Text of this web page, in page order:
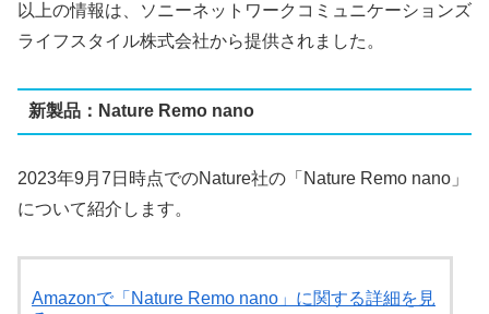
以上の情報は、ソニーネットワークコミュニケーションズ
ライフスタイル株式会社から提供されました。
新製品：Nature Remo nano
2023年9月7日時点でのNature社の「Nature Remo nano」
について紹介します。
Amazonで「Nature Remo nano」に関する詳細を見